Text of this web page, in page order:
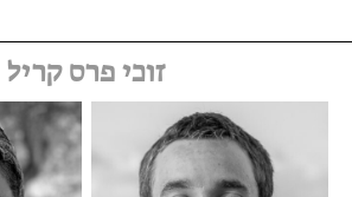
זוכי פרס קריל